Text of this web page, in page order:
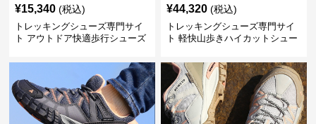
¥15,340 (税込)
トレッキングシューズ専門サイ
ト アウトドア快適歩行シューズ
¥44,320 (税込)
トレッキングシューズ専門サイ
ト 軽快山歩きハイカットシュー